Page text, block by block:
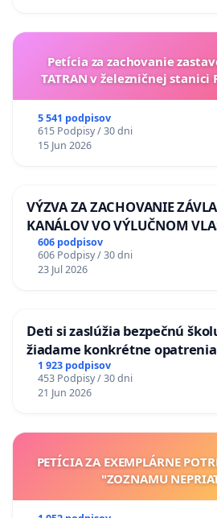
Petícia za zachovanie
TATRAN v železničnej stanici
5 541 podpisov
615 Podpisy / 30 dni
15 Jun 2026
VÝZVA ZA ZACHOVANIE
KANÁLOV VO VÝLUČNOM
KONTROLOU SLOVENSKEJ
na riešenie zanedbaného
odvodňovacích kanálov na
606 podpisov
606 Podpisy / 30 dni
23 Jul 2026
Deti si zaslúžia bezpečnú
žiadame konkrétne
situácie v školstve
1 923 podpisov
453 Podpisy / 30 dni
21 Jun 2026
PETÍCIA ZA EXEMPLÁRNE
"ZOZNAMU